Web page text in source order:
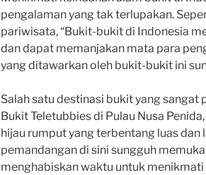
pengalaman yang tak terlupakan.
pariwisata, “Bukit-bukit di Indonesia
dan dapat memanjakan mata para
yang ditawarkan oleh bukit-bukit ini
Salah satu destinasi bukit yang sangat
Bukit Teletubbies di Pulau Nusa
hijau rumput yang terbentang luas dan
pemandangan di sini sungguh
menghabiskan waktu untuk